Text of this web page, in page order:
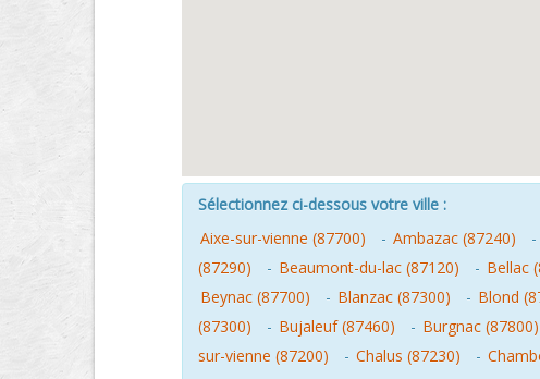
Sélectionnez ci-dessous votre ville :
Aixe-sur-vienne (87700)
- Ambazac (87240) -
(87290)
- Beaumont-du-lac (87120) - Bellac
Beynac (87700)
- Blanzac (87300) - Blond
(87300)
- Bujaleuf (87460) - Burgnac (87800)
sur-vienne (87200)
- Chalus (87230) -